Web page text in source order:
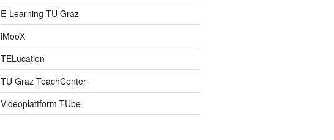
E-Learning TU Graz
iMooX
TELucation
TU Graz TeachCenter
Videoplattform TUbe